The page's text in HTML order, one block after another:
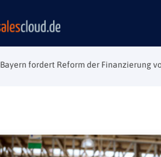
Bayern fordert Reform der Finanzierung